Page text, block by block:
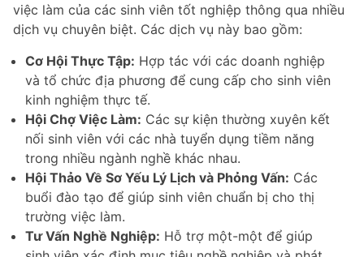
việc làm của các sinh viên tốt nghiệp thông qua nhiều
dịch vụ chuyên biệt. Các dịch vụ này bao gồm:
Cơ Hội Thực Tập: Hợp tác với các doanh nghiệp
và tổ chức địa phương để cung cấp cho sinh viên
kinh nghiệm thực tế.
Hội Chợ Việc Làm: Các sự kiện thường xuyên kết
nối sinh viên với các nhà tuyển dụng tiềm năng
trong nhiều ngành nghề khác nhau.
Hội Thảo Về Sơ Yếu Lý Lịch và Phỏng Vấn: Các
buổi đào tạo để giúp sinh viên chuẩn bị cho thị
trường việc làm.
Tư Vấn Nghề Nghiệp: Hỗ trợ một-một để giúp